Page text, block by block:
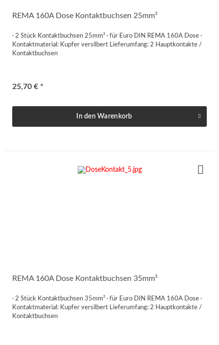
REMA 160A Dose Kontaktbuchsen 25mm²
· 2 Stück Kontaktbuchsen 25mm² · für Euro DIN REMA 160A Dose ·
Kontaktmaterial: Kupfer versilbert Lieferumfang: 2 Hauptkontakte /
Kontaktbuchsen
25,70 € *
In den Warenkorb
REMA 160A Dose Kontaktbuchsen 35mm²
· 2 Stück Kontaktbuchsen 35mm² · für Euro DIN REMA 160A Dose ·
Kontaktmaterial: Kupfer versilbert Lieferumfang: 2 Hauptkontakte /
Kontaktbuchsen